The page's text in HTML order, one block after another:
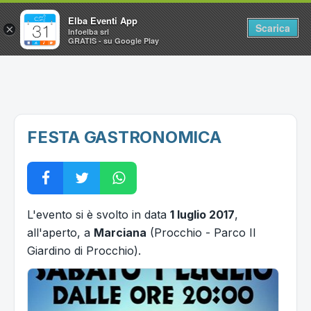
Home
Vacanze all'Isola d'Elba
FESTA GASTRONOMICA
L'evento si è svolto in data 1 luglio 2017,
all'aperto, a Marciana (Procchio - Parco Il
Giardino di Procchio).
×
Elba Eventi App
Infoelba srl
GRATIS - su Google Play
Scarica